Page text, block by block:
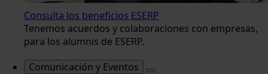
Consulta los beneficios ESERP
Tenemos acuerdos y colaboraciones con empresas,
para los alumnis de ESERP.
Comunicación y Eventos